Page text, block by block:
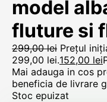
model
fluture si
299,00lei Prețul
299,00 lei.152,00 lei
Mai adauga in cos
beneficia de livrare
Stoc epuizat